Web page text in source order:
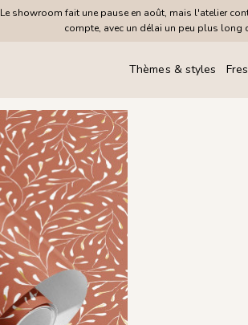
Le showroom fait une pause en août, mais l'atelier
compte, avec un délai un peu plus long
Thèmes & styles